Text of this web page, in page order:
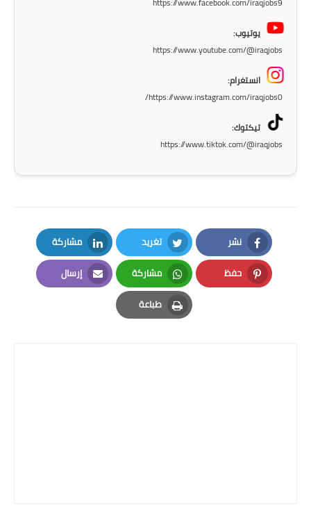
المرحلة المتوسطة
المرحلة الاعدادية
مواضيع انشاء
يوتيوب:
https://www.youtube.com/@iraqjobs
انستغرام:
https://www.instagram.com/iraqjobs0/
تيكتوك:
https://www.tiktok.com/@iraqjobs
نشر
Facebook
تغريد
Twitter
مشاركة
LinkedIn
حفظ
Pinterest
مشاركة
Whatsapp
إرسال
Email
طباعة
Print